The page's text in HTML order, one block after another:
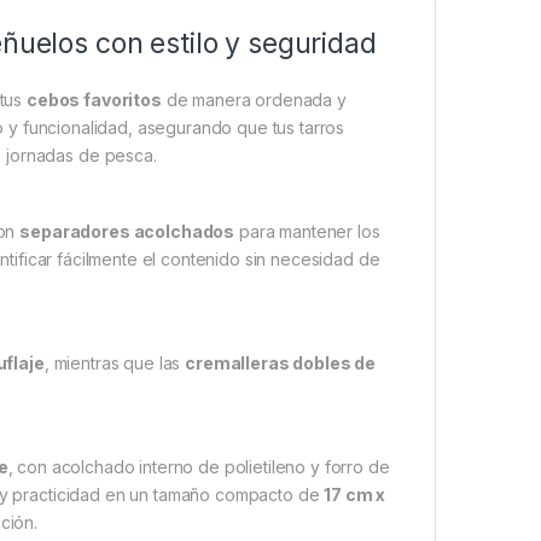
con estilo y seguridad
cebos favoritos de manera ordenada y
y funcionalidad, asegurando que tus tarros
de pesca.
separadores acolchados para mantener los
fácilmente el contenido sin necesidad de
, mientras que las cremalleras dobles de
, con acolchado interno de polietileno y forro de
practicidad en un tamaño compacto de17 cm x